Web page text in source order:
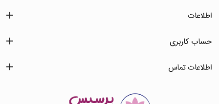
اطلاعات
حساب کاربری
اطلاعات تماس